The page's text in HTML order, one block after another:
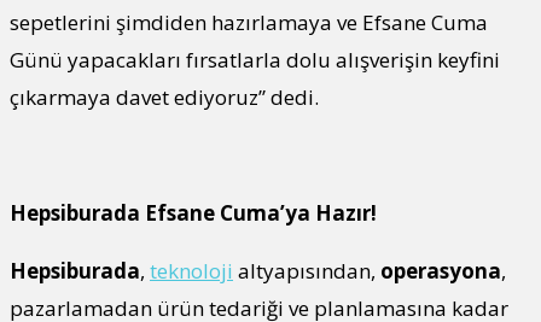
sepetlerini şimdiden hazırlamaya ve Efsane Cuma
Günü yapacakları fırsatlarla dolu alışverişin keyfini
çıkarmaya davet ediyoruz” dedi.
Hepsiburada Efsane Cuma’ya Hazır!
Hepsiburada, teknoloji altyapısından, operasyona,
pazarlamadan ürün tedariği ve planlamasına kadar